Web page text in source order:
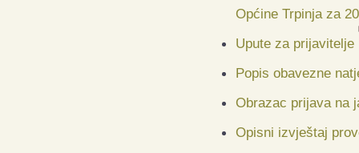
Općine Trpinja za
Upute za prijavitelje
Popis obavezne
Obrazac prijava na
Opisni izvještaj